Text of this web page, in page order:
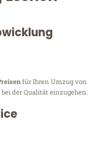
für Ihren Umzug von
der Qualität einzugehen.